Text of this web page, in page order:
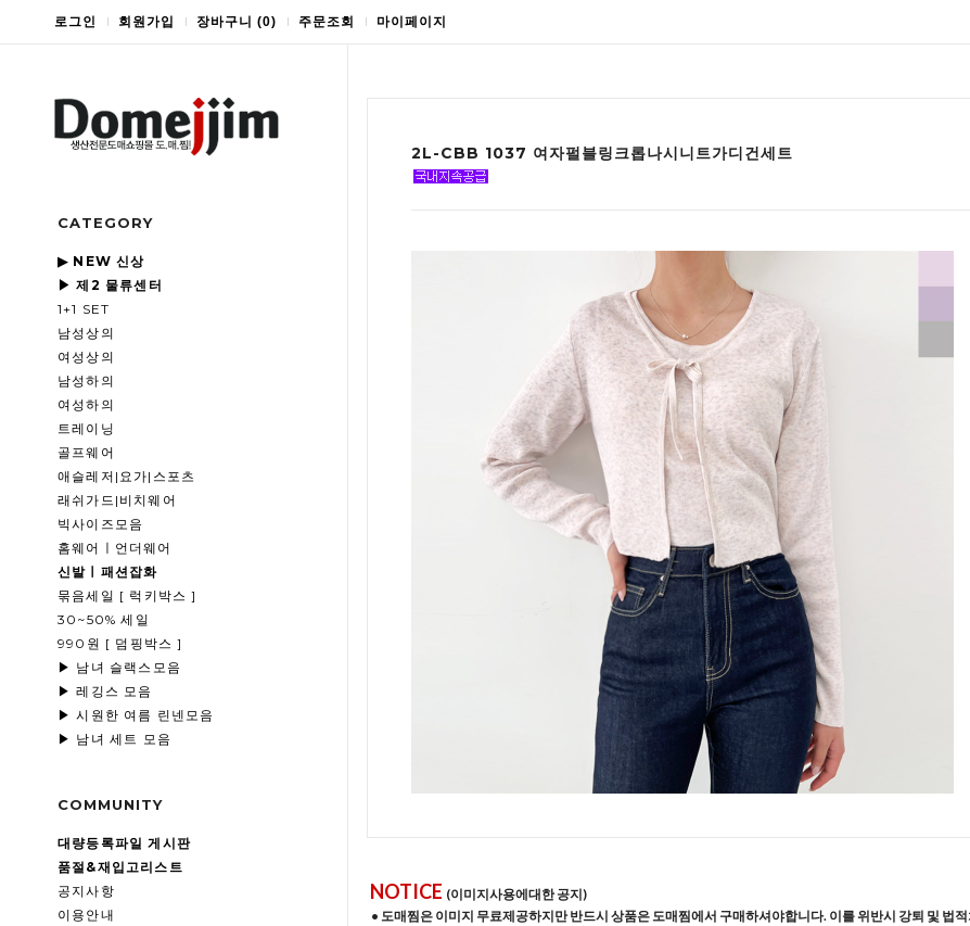
로그인 회원가입 장바구니 (0) 주문조회 마이페이지
CATEGORY
▶ NEW 신상
▶ 제2 물류센터
1+1 SET
남성상의
여성상의
남성하의
여성하의
트레이닝
골프웨어
애슬레저|요가|스포츠
래쉬가드|비치웨어
빅사이즈모음
홈웨어ㅣ언더웨어
신발ㅣ패션잡화
묶음세일 [ 럭키박스 ]
30~50% 세일
990원 [ 덤핑박스 ]
▶ 남녀 슬랙스모음
▶ 레깅스 모음
▶ 시원한 여름 린넨모음
▶ 남녀 세트 모음
COMMUNITY
대량등록파일 게시판
품절&재입고리스트
공지사항
이용안내
2L-CBB 1037 여자펄블링크롭나시니트가디건세트
NOTICE (이미지사용에대한 공지)
• 도매찜은 이미지 무료제공하지만 반드시 상품은 도매찜에서 구매하셔야합니다. 이를 위반시 강퇴 및 법